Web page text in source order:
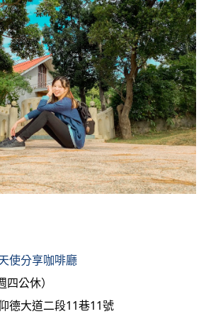
使分享咖啡廳
公休）
德大道二段11巷11號